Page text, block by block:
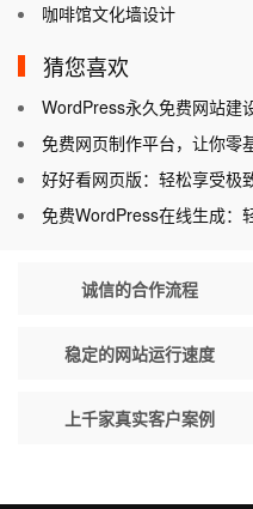
咖啡馆文化墙设计
猜您喜欢
WordPress永久免费网站建设
免费网页制作平台，让你零基
好好看网页版：轻松享受极
免费WordPress在线生成：轻松创建
诚信的合作流程
稳定的网站运行速度
上千家真实客户案例